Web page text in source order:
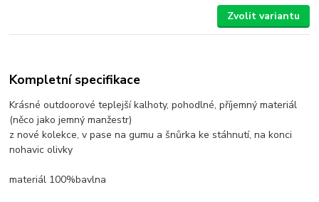
Zvolit variantu
Kompletní specifikace
Krásné outdoorové teplejší kalhoty, pohodlné, příjemný materiál
(něco jako jemný manžestr)
z nové kolekce, v pase na gumu a šnůrka ke stáhnutí, na konci
nohavic olivky
materiál 100%bavlna